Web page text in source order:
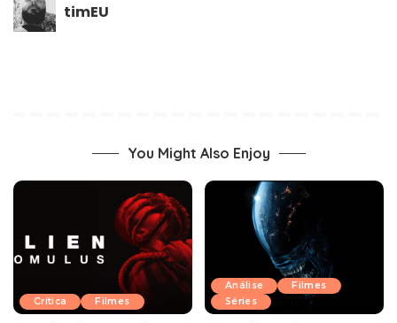
timEU
You Might Also Enjoy
Crítica Filmes
Análise
Filmes
Séries